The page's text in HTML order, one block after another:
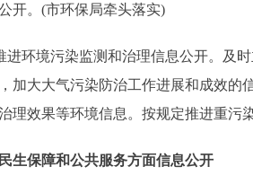
北京概况
绿色北京
ENGLISH
开。(市环保局牵头落实)
境污染监测和治理信息公开。及时
加大大气污染防治工作进展和成效的
理效果等环境信息。按规定推进重污
生保障和公共服务方面信息公开